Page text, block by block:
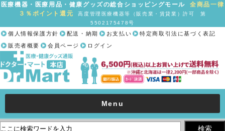
医療機器・医療用品・健康グッズの総合ショッピングモール全商品一律
３％ポイント還元
高度管理医療機器等（販売業・賃貸業）許可 第
5502175478号
個人情報保護方針 配送・納期 お支払い
特定商取引法に基づく表記
販売者概要
会員ページ ログイン
Menu